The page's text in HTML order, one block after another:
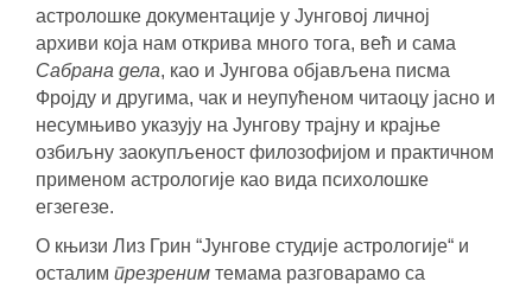
астролошке документације у Јунговој личној
архиви која нам открива много тога, већ и сама
Сабрана дела, као и Јунгова објављена писма
Фројду и другима, чак и неупућеном читаоцу јасно и
несумњиво указују на Јунгову трајну и крајње
озбиљну заокупљеност филозофијом и практичном
применом астрологије као вида психолошке
егзегезе.
О књизи Лиз Грин “Јунгове студије астрологије“ и
осталим презреним темама разговарамо са